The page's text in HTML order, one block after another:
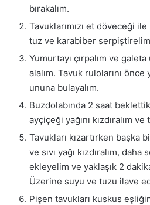
bırakalım.
Tavuklarımızı et döveceği
tuz ve karabiber
Yumurtayı çırpalım ve
alalım. Tavuk rulolarını
ununa bulayalım.
Buzdolabında 2 saat
ayçiçeği yağını kızdıralım ve
Tavukları kızartırken başka
ve sıvı yağı kızdıralım, daha
ekleyelim ve yaklaşık 2
Üzerine suyu ve tuzu ilave
Pişen tavukları kuskus